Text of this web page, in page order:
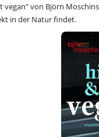
vegan" von Björn
in der Natur findet.